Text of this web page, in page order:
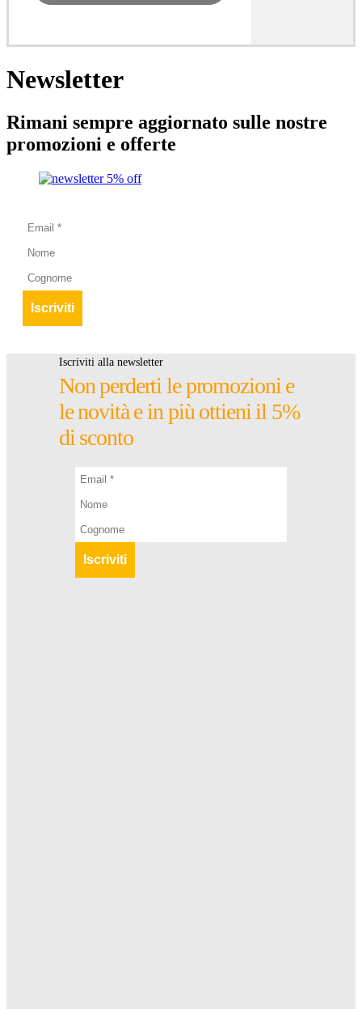
Newsletter
Rimani sempre aggiornato sulle nostre
promozioni e offerte
Iscriviti alla newsletter
Non perderti le promozioni e
le novità e in più ottieni il 5%
di sconto